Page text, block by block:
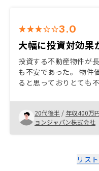
3.0
大幅に投資対効果
投資する不動産物件が
も不安であった。 物件
ると思っておりとても
あったが、都心に近い
に魅力を感じた。 また
ができるという点から
は新築物件ではないの
で魅力を感じた。 契約後のフローを1度に行えるように
20代後半 / 年収400万
ョンジャパン株式会社
リス